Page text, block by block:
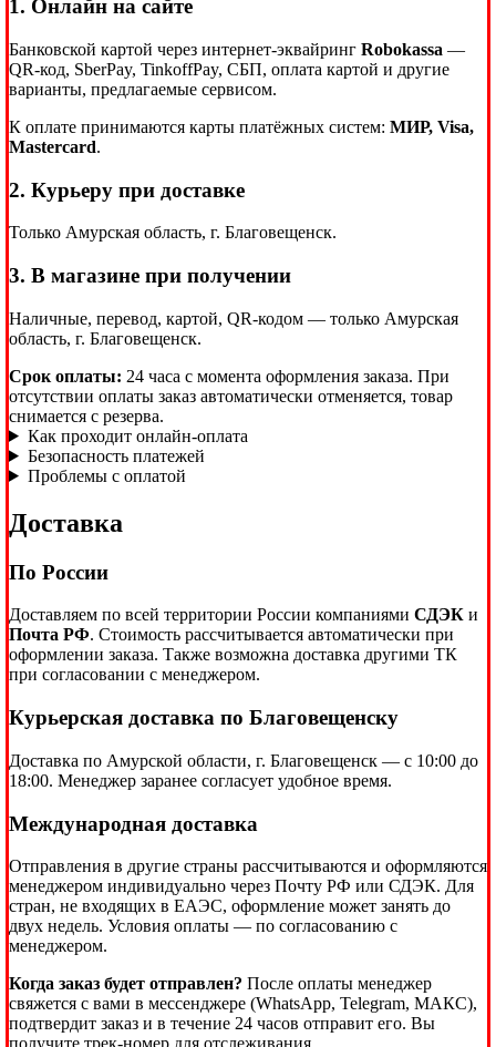
1. Онлайн на сайте
Банковской картой через интернет-эквайринг Robokassa —
QR-код, SberPay, TinkoffPay, СБП, оплата картой и другие
варианты, предлагаемые сервисом.
К оплате принимаются карты платёжных систем: МИР, Visa,
Mastercard.
2. Курьеру при доставке
Только Амурская область, г. Благовещенск.
3. В магазине при получении
Наличные, перевод, картой, QR-кодом — только Амурская
область, г. Благовещенск.
Срок оплаты: 24 часа с момента оформления заказа. При
отсутствии оплаты заказ автоматически отменяется, товар
снимается с резерва.
Как проходит онлайн-оплата
Безопасность платежей
Проблемы с оплатой
Доставка
По России
Доставляем по всей территории России компаниями СДЭК и
Почта РФ. Стоимость рассчитывается автоматически при
оформлении заказа. Также возможна доставка другими ТК
при согласовании с менеджером.
Курьерская доставка по Благовещенску
Доставка по Амурской области, г. Благовещенск — с 10:00 до
18:00. Менеджер заранее согласует удобное время.
Международная доставка
Отправления в другие страны рассчитываются и оформляются
менеджером индивидуально через Почту РФ или СДЭК. Для
стран, не входящих в ЕАЭС, оформление может занять до
двух недель. Условия оплаты — по согласованию с
менеджером.
Когда заказ будет отправлен? После оплаты менеджер
свяжется с вами в мессенджере (WhatsApp, Telegram, МАКС),
подтвердит заказ и в течение 24 часов отправит его. Вы